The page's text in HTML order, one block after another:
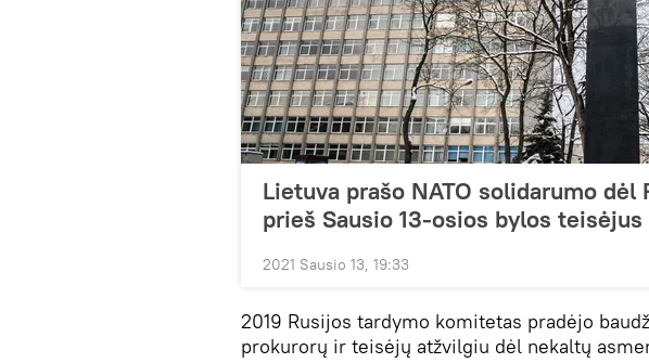
Lietuva prašo NATO solidarumo dėl
prieš Sausio 13-osios bylos teisėjus
2021 Sausio 13, 19:33
2019 Rusijos tardymo komitetas pradėjo
prokurorų ir teisėjų atžvilgiu dėl nekaltų